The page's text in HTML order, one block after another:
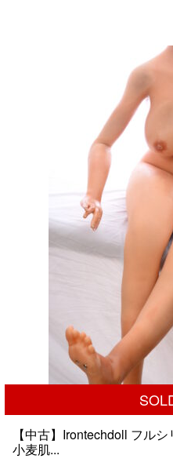
で
し
た。
【中古】Irontechdoll フル
小麦肌...